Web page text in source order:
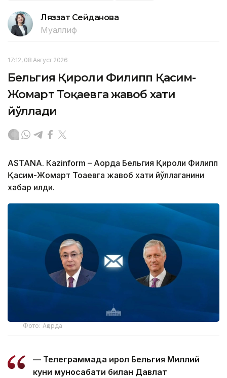
Ляззат Сейданова
Муаллиф
17:12, 08 Август 2026
Бельгия Қироли Филипп Қасим-
Жомарт Тоқаевга жавоб хати
йўллади
ASTANА. Кazinform – Ақорда Бельгия Қироли Филипп
Қасим-Жомарт Тоқаевга жавоб хати йўллаганини
хабар қилди.
Фото: Ақорда
— Телеграммада Қирол Бельгия Миллий
куни муносабати билан Давлат